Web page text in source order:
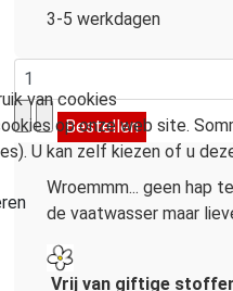
3-5 werkdagen
Wroemmm... geen hap
de vaatwasser maar
Vrij van giftige
van cookies
op onze web site.
U kan zelf kiezen of u